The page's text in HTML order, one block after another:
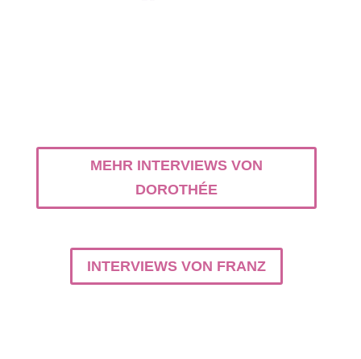
MEHR INTERVIEWS VON
DOROTHÉE
INTERVIEWS VON FRANZ